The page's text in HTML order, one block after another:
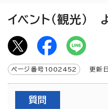
イベント（観光）
ページ番号 1002452 更新
質問